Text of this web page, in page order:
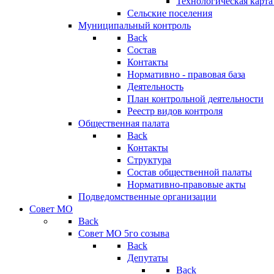
Сельские поселения
Муниципальный контроль
Back
Состав
Контакты
Нормативно - правовая база
Деятельность
План контрольной деятельности
Реестр видов контроля
Общественная палата
Back
Контакты
Структура
Состав общественной палаты
Нормативно-правовые акты
Подведомственные организации
Совет МО
Back
Совет МО 5го созыва
Back
Депутаты
Back